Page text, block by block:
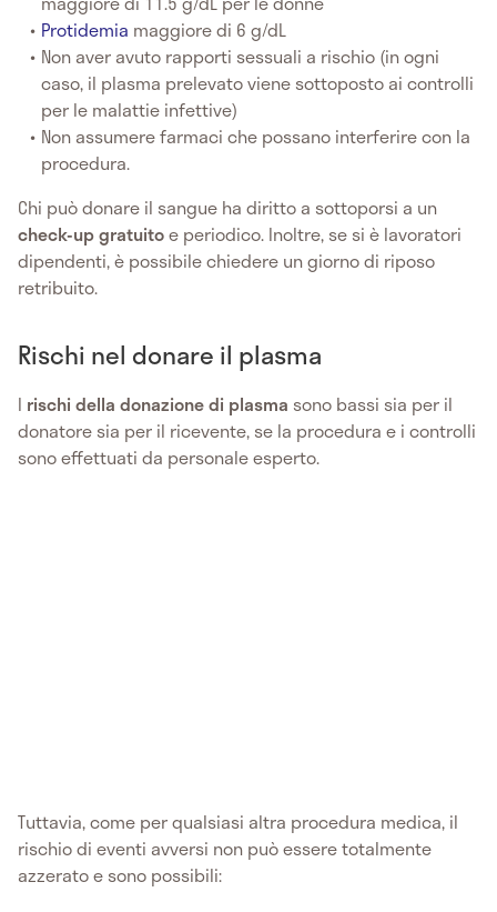
Protidemia maggiore di 6 g/dL
Non aver avuto rapporti sessuali a rischio (in ogni
caso, il plasma prelevato viene sottoposto ai controlli
per le malattie infettive)
Non assumere farmaci che possano interferire con la
procedura.
Chi può donare il sangue ha diritto a sottoporsi a un
check-up gratuitoe periodico. Inoltre, se si è lavoratori
dipendenti, è possibile chiedere un giorno di riposo
retribuito.
Rischi nel donare il plasma
I rischi della donazione di plasma sono bassi sia per il
donatore sia per il ricevente, se la procedura e i controlli
sono effettuati da personale esperto.
Tuttavia, come per qualsiasi altra procedura medica, il
rischio di eventi avversi non può essere totalmente
azzerato e sono possibili: